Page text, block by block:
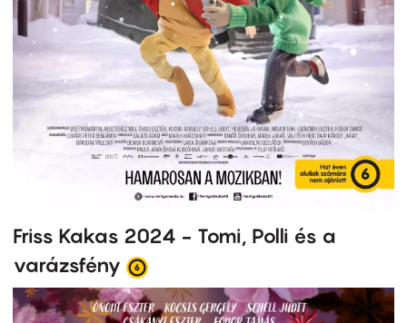
Friss Kakas 2024 - Tomi, Polli és a
varázsfény